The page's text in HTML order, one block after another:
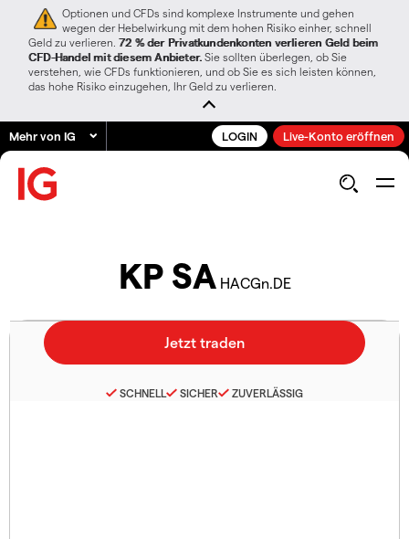
Optionen und CFDs sind komplexe Instrumente und gehen
wegen der Hebelwirkung mit dem hohen Risiko einher, schnell
Geld zu verlieren. 72 % der Privatkundenkonten verlieren Geld beim
CFD-Handel mit diesem Anbieter. Sie sollten überlegen, ob Sie
verstehen, wie CFDs funktionieren, und ob Sie es sich leisten können,
das hohe Risiko einzugehen, Ihr Geld zu verlieren.
Mehr von IG LOGIN Live-Konto eröffnen
KP SA HACGn.DE
SCHNELL SICHER ZUVERLÄSSIG